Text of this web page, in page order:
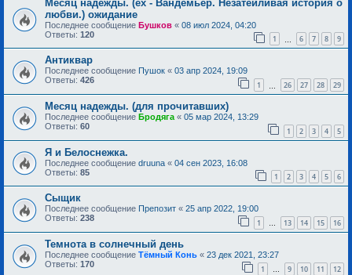
Месяц надежды. (ex - Вандемьер. Незатейливая история о
любви.) ожидание
Последнее сообщение Бушков « 08 июл 2024, 04:20
Ответы: 120 1 6 7 8 9
Антиквар
Последнее сообщение Пушок « 03 апр 2024, 19:09
Ответы: 426 1 26 27 28 29
Месяц надежды. (для прочитавших)
Последнее сообщение Бродяга « 05 мар 2024, 13:29
Ответы: 60 1 2 3 4 5
Я и Белоснежка.
Последнее сообщение druuna « 04 сен 2023, 16:08
Ответы: 85 1 2 3 4 5 6
Сыщик
Последнее сообщение Препозит « 25 апр 2022, 19:00
Ответы: 238 1 … 13 14 15 16
Темнота в солнечный день
Последнее сообщение Тёмный Конь « 23 дек 2021, 23:27
Ответы: 170 1 … 9 10 11 12